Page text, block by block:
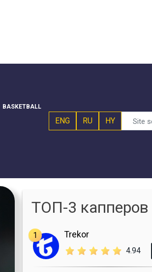
BASKETBALL
ENG RU HY
ТОП-3 капперов
1 Trekor
4.94